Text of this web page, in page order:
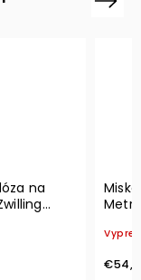
na
Boch